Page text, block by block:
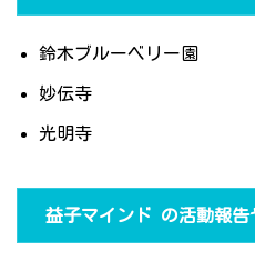
鈴木ブルーベリー園
妙伝寺
光明寺
益子マインド の活動報告